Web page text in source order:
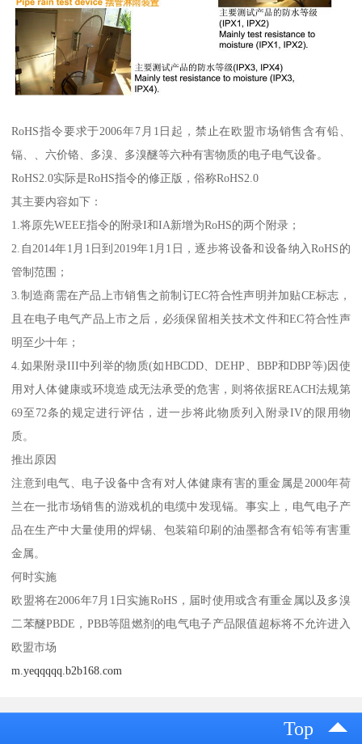
RoHS指令要求于2006年7月1日起，禁止在欧盟市场销售含有铅、
镉、、六价铬、多溴、多溴醚等六种有害物质的电子电气设备。
RoHS2.0实际是RoHS指令的修正版，俗称RoHS2.0
其主要内容如下：
1.将原先WEEE指令的附录I和IA新增为RoHS的两个附录；
2.自2014年1月1日到2019年1月1日，逐步将设备和设备纳入RoHS的
管制范围；
3.制造商需在产品上市销售之前制订EC符合性声明并加贴CE标志，
且在电子电气产品上市之后，必须保留相关技术文件和EC符合性声
明至少十年；
4.如果附录III中列举的物质(如HBCDD、DEHP、BBP和DBP等)因使
用对人体健康或环境造成无法承受的危害，则将依据REACH法规第
69至72条的规定进行评估，进一步将此物质列入附录IV的限用物
质。
推出原因
注意到电气、电子设备中含有对人体健康有害的重金属是2000年荷
兰在一批市场销售的游戏机的电缆中发现镉。事实上，电气电子产
品在生产中大量使用的焊锡、包装箱印刷的油墨都含有铅等有害重
金属。
何时实施
欧盟将在2006年7月1日实施RoHS，届时使用或含有重金属以及多溴
二苯醚PBDE，PBB等阻燃剂的电气电子产品限值超标将不允许进入
欧盟市场
m.yeqqqqq.b2b168.com
Top